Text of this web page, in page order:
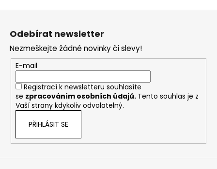
Odebírat newsletter
Nezmeškejte žádné novinky či slevy!
E-mail
Registrací k newsletteru souhlasíte
se zpracováním osobních údajů. Tento souhlas je z
Vaší strany kdykoliv odvolatelný.
PŘIHLÁSIT SE